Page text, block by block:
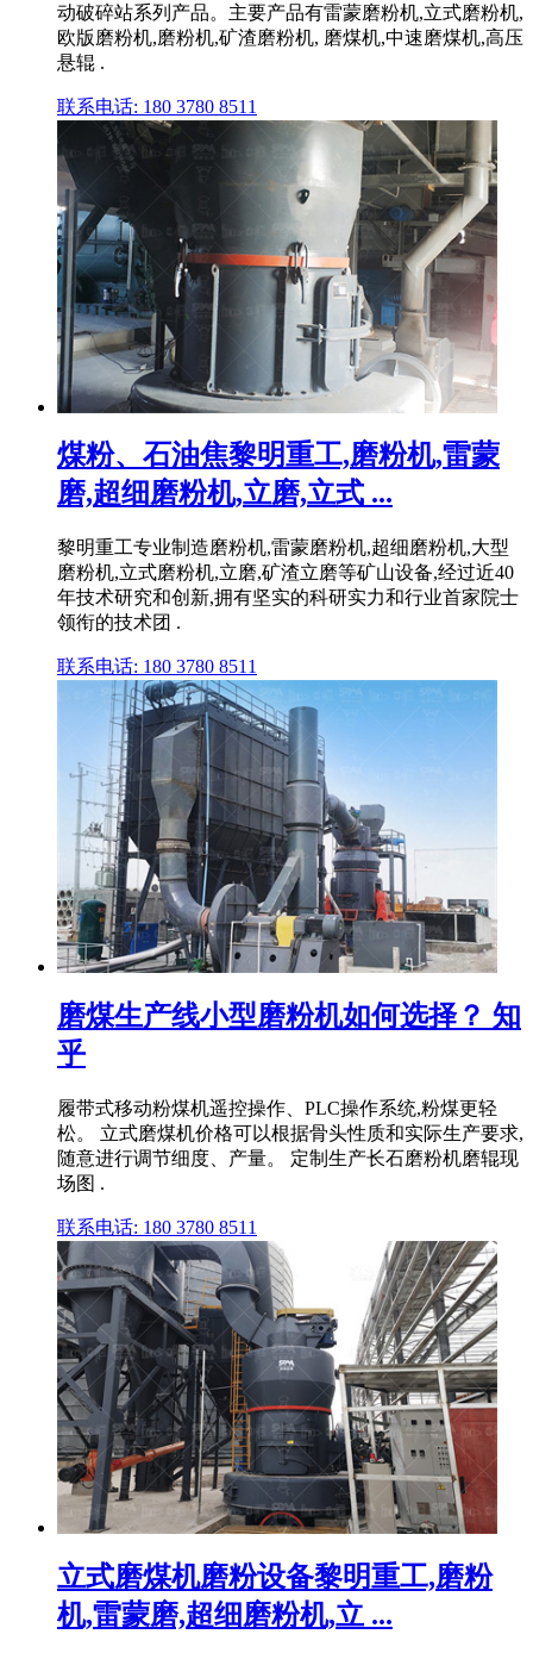
动破碎站系列产品。主要产品有雷蒙磨粉机,立式磨粉机,
欧版磨粉机,磨粉机,矿渣磨粉机, 磨煤机,中速磨煤机,高压
悬辊 .
联系电话: 180 3780 8511
煤粉、石油焦黎明重工,磨粉机,雷蒙
磨,超细磨粉机,立磨,立式 ...
黎明重工专业制造磨粉机,雷蒙磨粉机,超细磨粉机,大型
磨粉机,立式磨粉机,立磨,矿渣立磨等矿山设备,经过近40
年技术研究和创新,拥有坚实的科研实力和行业首家院士
领衔的技术团 .
联系电话: 180 3780 8511
磨煤生产线小型磨粉机如何选择？ 知
乎
履带式移动粉煤机遥控操作、PLC操作系统,粉煤更轻
松。 立式磨煤机价格可以根据骨头性质和实际生产要求,
随意进行调节细度、产量。 定制生产长石磨粉机磨辊现
场图 .
联系电话: 180 3780 8511
立式磨煤机磨粉设备黎明重工,磨粉
机,雷蒙磨,超细磨粉机,立 ...